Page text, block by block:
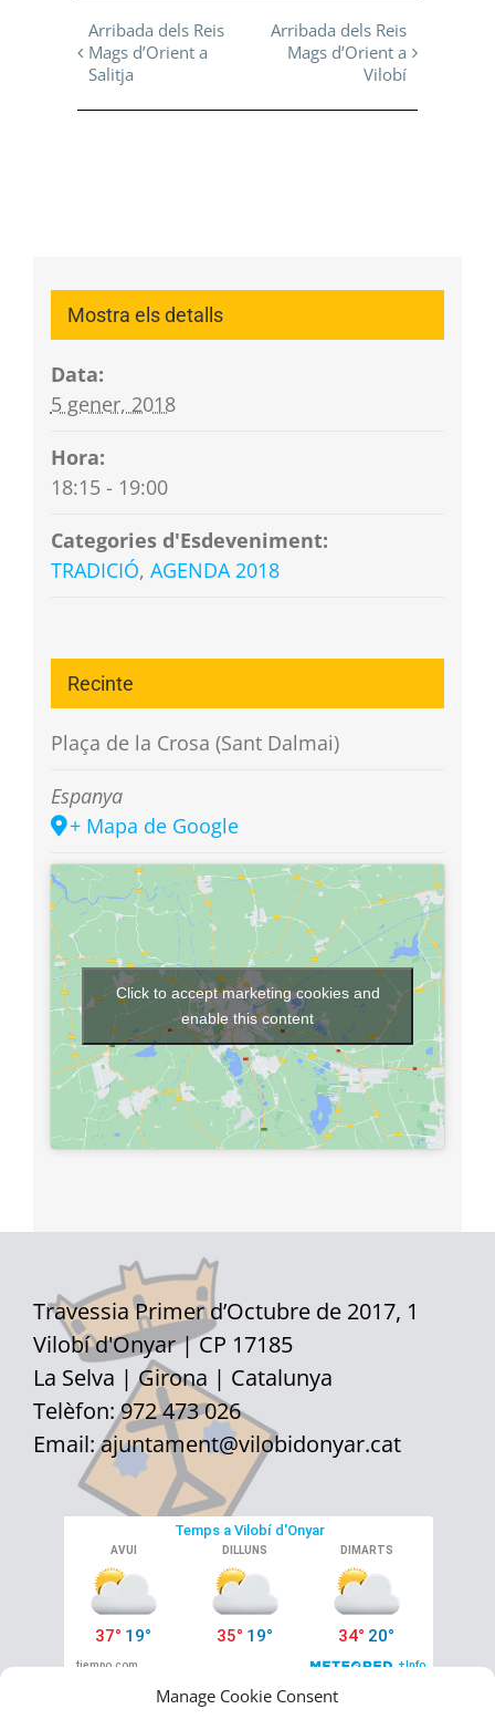
Manage Cookie Consent
Navegació
d'Esdeveniment
Arribada dels Reis
Mags d’Orient a
Salitja
Arribada dels Reis
Mags d’Orient a
Vilobí
Mostra els detalls
Data:
5 gener, 2018
Hora:
18:15 - 19:00
Categories d'Esdeveniment:
TRADICIÓ, AGENDA 2018
Recinte
Plaça de la Crosa (Sant Dalmai)
Espanya
+ Mapa de Google
Click to accept marketing cookies and
enable this content
Travessia Primer d’Octubre de 2017, 1
Vilobí d'Onyar | CP 17185
La Selva | Girona | Catalunya
Telèfon: 972 473 026
Email:ajuntament@vilobidonyar.cat